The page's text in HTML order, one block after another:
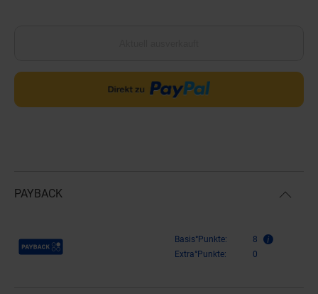
PAYBACK
Payback Punkte Basis°Punkte:
8
Extra°Punkte:
0